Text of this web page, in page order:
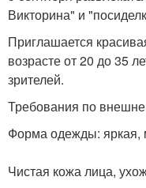
Викторина" и
Приглашается
возрасте от 20 до 35
зрителей.
Требования по
Форма одежды: яркая,
Чистая кожа лица,